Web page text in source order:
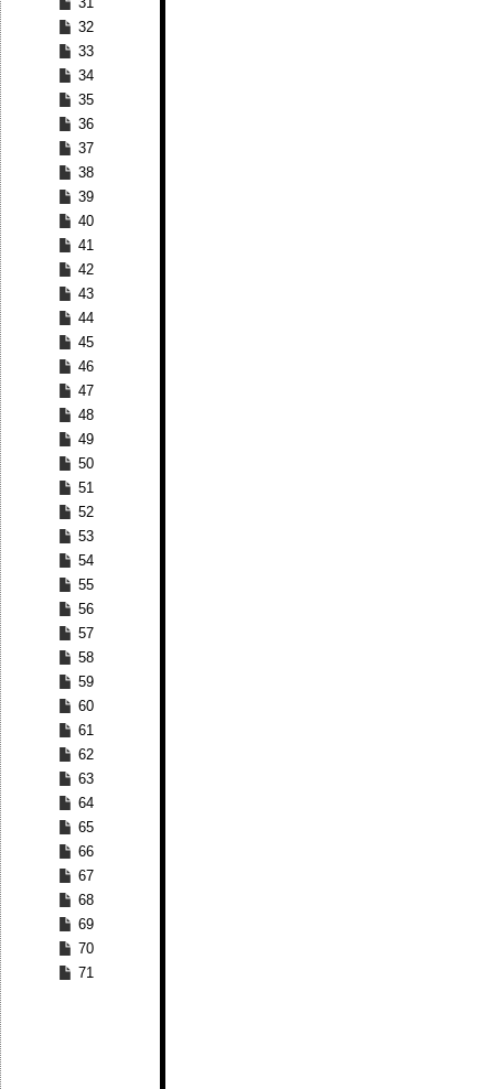
32
33
34
35
36
37
38
39
40
41
42
43
44
45
46
47
48
49
50
51
52
53
54
55
56
57
58
59
60
61
62
63
64
65
66
67
68
69
70
71